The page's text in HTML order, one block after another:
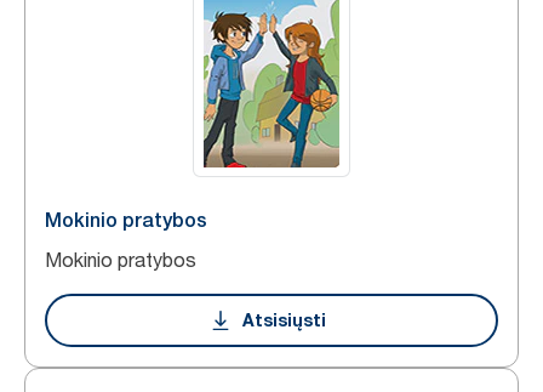
Mokinio pratybos
Mokinio pratybos
Atsisiųsti